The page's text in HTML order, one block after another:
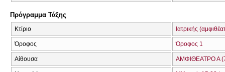
Πρόγραμμα Τάξης
Κτίριο Ιατρικής
Όροφος Όροφος 1
Αίθουσα ΑΜΦΙΘΕΑΤΡΟ Α